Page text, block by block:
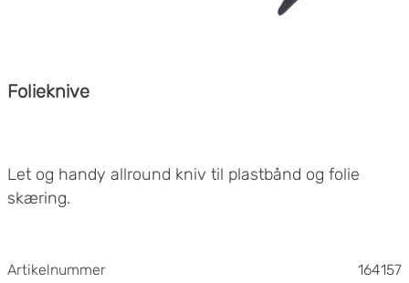
Folieknive
Let og handy allround kniv til plastbånd og folie
skæring.
Artikelnummer 164157